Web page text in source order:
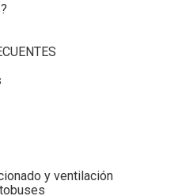
y ventilación